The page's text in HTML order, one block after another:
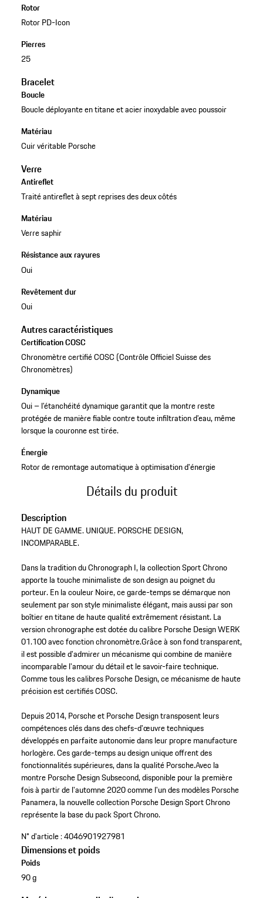
Rotor
Rotor PD-Icon
Pierres
25
Bracelet
Boucle
Boucle déployante en titane et acier inoxydable avec poussoir
Matériau
Cuir véritable Porsche
Verre
Antireflet
Traité antireflet à sept reprises des deux côtés
Matériau
Verre saphir
Résistance aux rayures
Oui
Revêtement dur
Oui
Autres caractéristiques
Certification COSC
Chronomètre certifié COSC (Contrôle Officiel Suisse des
Chronomètres)
Dynamique
Oui – l’étanchéité dynamique garantit que la montre reste
protégée de manière fiable contre toute infiltration d’eau, même
lorsque la couronne est tirée.
Énergie
Rotor de remontage automatique à optimisation d'énergie
Détails du produit
Description
HAUT DE GAMME. UNIQUE. PORSCHE DESIGN,
INCOMPARABLE.
Dans la tradition du Chronograph I, la collection Sport Chrono
apporte la touche minimaliste de son design au poignet du
porteur. En la couleur Noire, ce garde-temps se démarque non
seulement par son style minimaliste élégant, mais aussi par son
boîtier en titane de haute qualité extrêmement résistant. La
version chronographe est dotée du calibre Porsche Design WERK
01.100 avec fonction chronomètre.Grâce à son fond transparent,
il est possible d'admirer un mécanisme qui combine de manière
incomparable l'amour du détail et le savoir-faire technique.
Comme tous les calibres Porsche Design, ce mécanisme de haute
précision est certifiés COSC.
Depuis 2014, Porsche et Porsche Design transposent leurs
compétences clés dans des chefs-d'œuvre techniques
développés en parfaite autonomie dans leur propre manufacture
horlogère. Ces garde-temps au design unique offrent des
fonctionnalités supérieures, dans la qualité Porsche.Avec la
montre Porsche Design Subsecond, disponible pour la première
fois à partir de l'automne 2020 comme l'un des modèles Porsche
Panamera, la nouvelle collection Porsche Design Sport Chrono
représente la base du pack Sport Chrono.
N° d'article :4046901927981
Dimensions et poids
Poids
90 g